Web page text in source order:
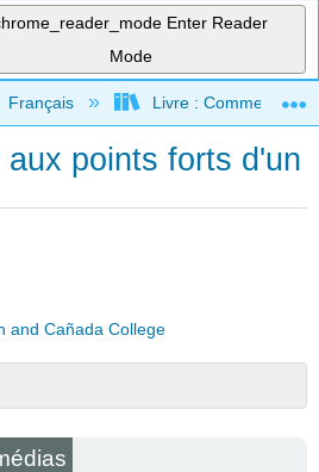
Enter Reader
Mode
global hierarchy
Français Livre : Comment
points forts d'un
and Cañada College